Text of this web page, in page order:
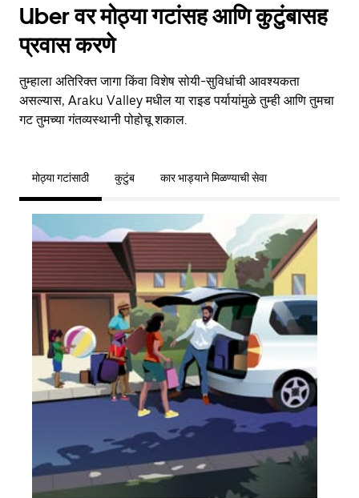
Uber वर मोठ्या गटांसह आणि कुटुंबासह
प्रवास करणे
तुम्हाला अतिरिक्त जागा किंवा विशेष सोयी-सुविधांची आवश्यकता
असल्यास, Araku Valley मधील या राइड पर्यायांमुळे तुम्ही आणि तुमचा
गट तुमच्या गंतव्यस्थानी पोहोचू शकाल.
मोठ्या गटांसाठी कुटुंब कार भाड्याने मिळण्याची सेवा